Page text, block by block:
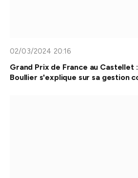
02/03/2024 20:16
Grand Prix de France au Castellet
Boullier s'explique sur sa gestion